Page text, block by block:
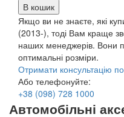
В кошик
Якщо ви не знаєте, які
(2013-), тоді Вам краще
наших менеджерів. Вони
оптимальні розміри.
Отримати консультацію
Або телефонуйте:
+38 (098) 728 1000
Автомобільні